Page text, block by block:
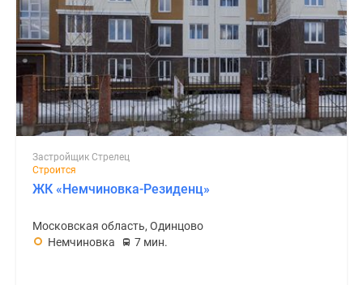
Застройщик Стрелец
Строится
ЖК «Немчиновка-Резиденц»
Московская область, Одинцово
Немчиновка
7 мин.